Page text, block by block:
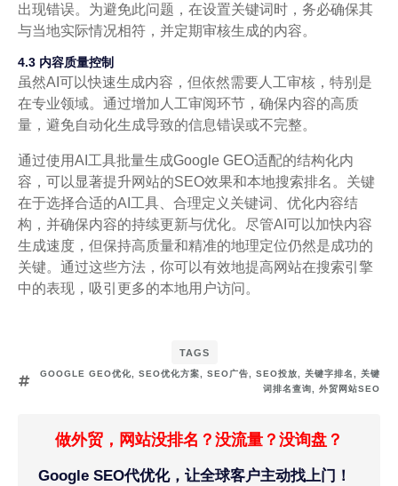
出现错误。为避免此问题，在设置关键词时，务必确保其
与当地实际情况相符，并定期审核生成的内容。
4.3 内容质量控制
虽然AI可以快速生成内容，但依然需要人工审核，特别是
在专业领域。通过增加人工审阅环节，确保内容的高质
量，避免自动化生成导致的信息错误或不完整。
通过使用AI工具批量生成Google GEO适配的结构化内
容，可以显著提升网站的SEO效果和本地搜索排名。关键
在于选择合适的AI工具、合理定义关键词、优化内容结
构，并确保内容的持续更新与优化。尽管AI可以加快内容
生成速度，但保持高质量和精准的地理定位仍然是成功的
关键。通过这些方法，你可以有效地提高网站在搜索引擎
中的表现，吸引更多的本地用户访问。
TAGS
GOOGLE GEO优化, SEO优化方案, SEO广告, SEO投放, 关键字排名, 关键
词排名查询, 外贸网站SEO
做外贸，网站没排名？没流量？没询盘？
Google SEO代优化，让全球客户主动找上门！